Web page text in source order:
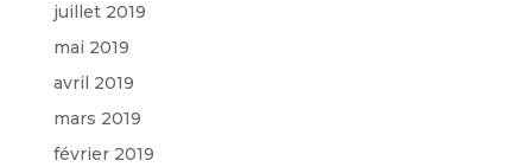
juillet 2019
mai 2019
avril 2019
mars 2019
février 2019